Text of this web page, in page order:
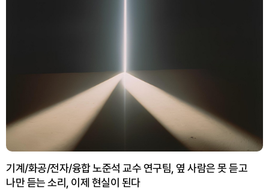
기계/화공/전자/융합 노준석 교수 연구팀, 옆 사람은 못 듣고
나만 듣는 소리, 이제 현실이 된다